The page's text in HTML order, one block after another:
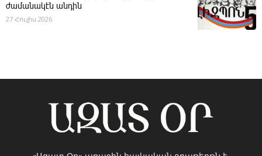
ժամանակէն անդին
27 Հուլիս 2026